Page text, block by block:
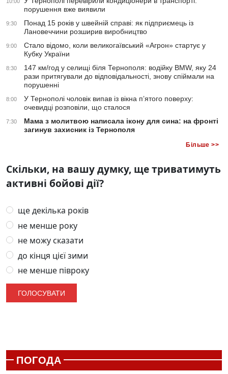
порушення вже виявили
9:30
Понад 15 років у швейній справі: як підприємець із
Лановеччини розширив виробництво
9:00
Стало відомо, коли великогаївський «Агрон» стартує у
Кубку України
8:30
147 км/год у селищі біля Тернополя: водійку BMW, яку 24
рази притягували до відповідальності, знову спіймали на
порушенні
8:00
У Тернополі чоловік випав із вікна п’ятого поверху:
очевидці розповіли, що сталося
7:30
Мама з молитвою написала ікону для сина: на фронті
загинув захисник із Тернополя
Більше >>
Скільки, на вашу думку, ще триватимуть
активні бойові дії?
ще декілька років
не менше року
не можу сказати
до кінця цієї зими
не менше півроку
ПОГОДА